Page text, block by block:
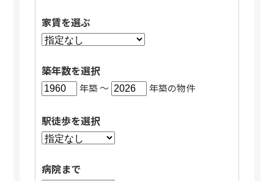
家賃を選ぶ
築年数を選択
年築 〜 年築の物件
駅徒歩を選択
病院まで